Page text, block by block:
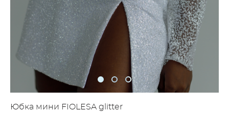
Юбка мини FIOLESA glitter